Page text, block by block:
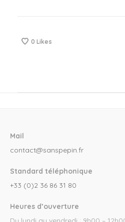
0 Likes
Mail
contact@sanspepin.fr
Standard téléphonique
+33 (0)2 36 86 31 80
Heures d’ouverture